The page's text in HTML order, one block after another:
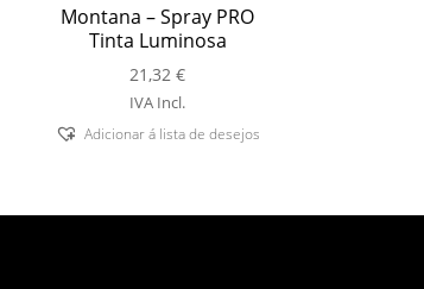
Montana – Spray PRO
Tinta Luminosa
21,32€
IVA Incl.
Adicionar á lista de desejos